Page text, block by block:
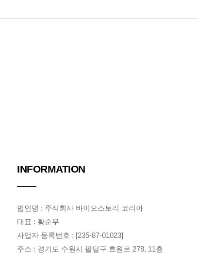
INFORMATION
법인명 : 주식회사 바이오스토리 코리아
대표 : 황순무
사업자 등록번호 : [235-87-01023]
주소 : 경기도 수원시 팔달구 효원로 278, 11층